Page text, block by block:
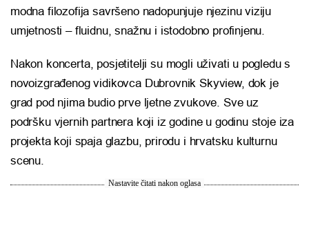
modna filozofija savršeno nadopunjuje njezinu viziju
umjetnosti – fluidnu, snažnu i istodobno profinjenu.
Nakon koncerta, posjetitelji su mogli uživati u pogledu s
novoizgrađenog vidikovca Dubrovnik Skyview, dok je
grad pod njima budio prve ljetne zvukove. Sve uz
podršku vjernih partnera koji iz godine u godinu stoje iza
projekta koji spaja glazbu, prirodu i hrvatsku kulturnu
scenu.
Nastavite čitati nakon oglasa